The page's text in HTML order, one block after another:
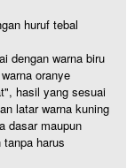
huruf tebal
dengan warna biru
oranye
hasil yang sesuai
latar warna kuning
dasar maupun
harus